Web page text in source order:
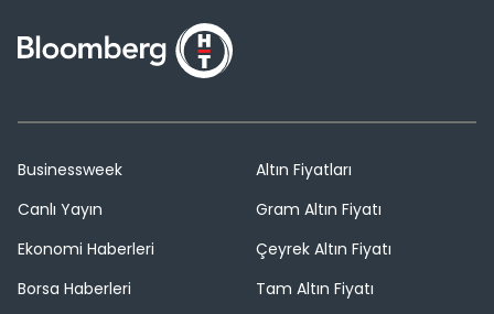
Businessweek
Canlı Yayın
Ekonomi Haberleri
Borsa Haberleri
Altın Fiyatları
Gram Altın Fiyatı
Çeyrek Altın Fiyatı
Tam Altın Fiyatı